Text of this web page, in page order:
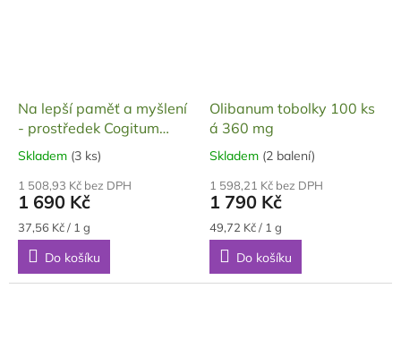
Na lepší paměť a myšlení
- prostředek Cogitum
Max, dárkové balení, 90
tobolek, 45 g
Průměrné
produktu
je
5,0
z
hvězdiček.
Skladem (3 ks)
1 508,93 Kč bez DPH
1 690 Kč
Měrná
cena:
37,56 Kč / 1 g
Do košíku
Olibanum tobolky 100 ks
á 360 mg
Průměrné
produktu
je
5,0
z
hvězdiček.
Skladem (2 balení)
1 598,21 Kč bez DPH
1 790 Kč
Měrná
cena:
49,72 Kč / 1 g
Do košíku